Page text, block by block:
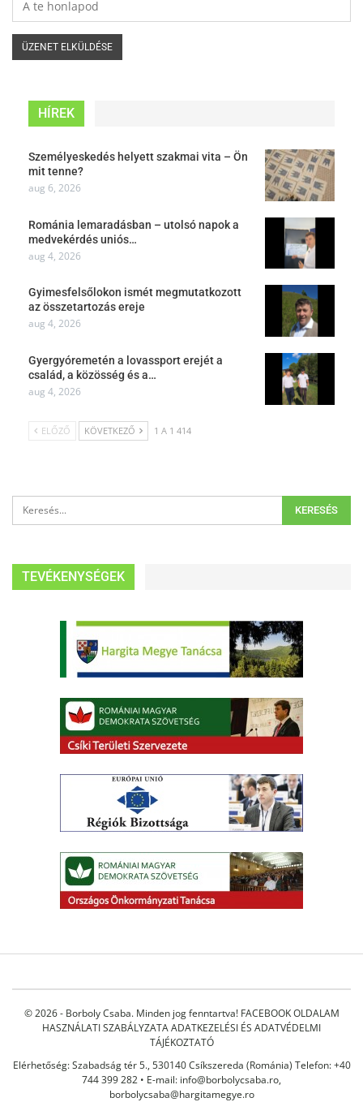
HÍREK
Személyeskedés helyett szakmai vita – Ön
mit tenne?
aug 6, 2026
Románia lemaradásban – utolsó napok a
medvekérdés uniós…
aug 4, 2026
Gyimesfelsőlokon ismét megmutatkozott
az összetartozás ereje
aug 4, 2026
Gyergyóremetén a lovassport erejét a
család, a közösség és a…
aug 4, 2026
ELŐZŐ KÖVETKEZŐ 1 A 1 414
TEVÉKENYSÉGEK
© 2026 - Borboly Csaba. Minden jog fenntartva! FACEBOOK OLDALAM
HASZNÁLATI SZABÁLYZATAADATKEZELÉSI ÉS ADATVÉDELMI
TÁJÉKOZTATÓ
Elérhetőség: Szabadság tér 5., 530140 Csíkszereda (Románia) Telefon: +40
744 399 282 • E-mail: info@borbolycsaba.ro,
borbolycsaba@hargitamegye.ro